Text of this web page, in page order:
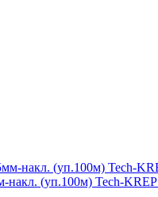
накл. (уп.100м) Tech-